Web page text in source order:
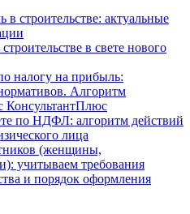
строительстве: актуальные
в свете нового
налогу на прибыль:
Алгоритм
КонсультантПлюс
по НДФЛ: алгоритм действий
лица
(женщины,
учитываем требования
и порядок оформления